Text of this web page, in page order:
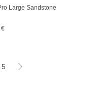
Large Sandstone
€
5